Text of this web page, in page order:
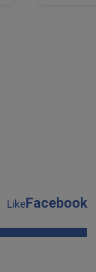
LikeFacebook